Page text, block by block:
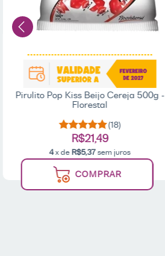
Pirulito Pop Kiss Beijo Cereja 500g -
Florestal
(18)
R$21,49
4x deR$5,37sem juros
COMPRAR